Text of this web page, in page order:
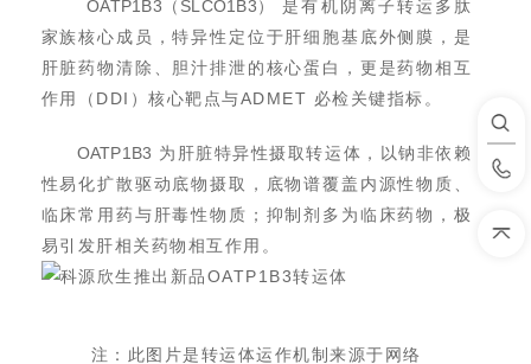
OATP1B3（SLCO1B3）
是有机阴离子转运多肽
家族核心成员，特异性定位于肝细胞基底外侧膜，是
肝脏药物清除、胆汁排泄的核心蛋白，更是药物相互
作用（DDI）核心靶点与ADMET 必检关键指标。
OATP1B3 为肝脏特异性摄取转运体，以钠非依赖
性易化扩散驱动底物摄取，底物谱覆盖 内源性物质
临床常用药与肝毒性物质；抑制剂多为临床药物，极
易引发肝相关药物相互作用。
注：此图片是转运体运作机制来源于网络